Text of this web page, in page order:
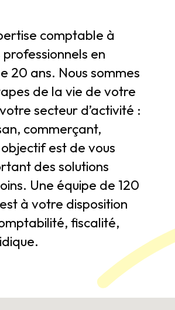
comptable à
en
20 ans. Nous sommes
de la vie de votre
secteur d’activité :
commerçant,
est de vous
des solutions
Une équipe de 120
à votre disposition
fiscalité,